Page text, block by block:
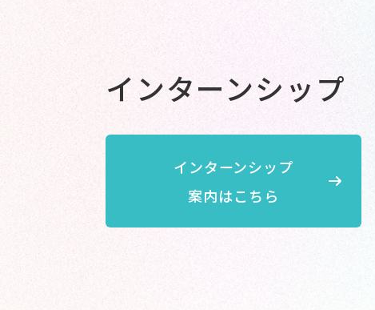
インターンシップ
インターンシップ
案内はこちら